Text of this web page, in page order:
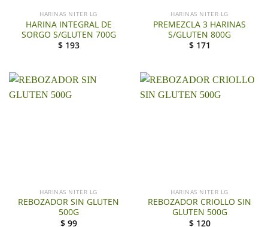
HARINAS NITER LG
HARINA INTEGRAL DE
SORGO S/GLUTEN 700G
$ 193
HARINAS NITER LG
PREMEZCLA 3 HARINAS
S/GLUTEN 800G
$ 171
HARINAS NITER LG
REBOZADOR SIN GLUTEN
500G
$ 99
HARINAS NITER LG
REBOZADOR CRIOLLO SIN
GLUTEN 500G
$ 120